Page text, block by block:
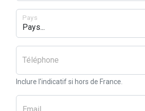
Pays
Téléphone
Inclure l'indicatif si hors de France.